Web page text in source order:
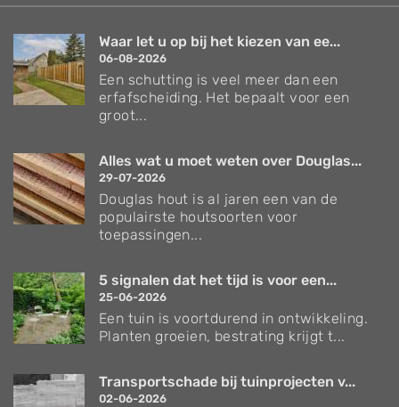
Waar let u op bij het kiezen van ee...
06-08-2026
Een schutting is veel meer dan een
erfafscheiding. Het bepaalt voor een
groot...
Alles wat u moet weten over Douglas...
29-07-2026
Douglas hout is al jaren een van de
populairste houtsoorten voor
toepassingen...
5 signalen dat het tijd is voor een...
25-06-2026
Een tuin is voortdurend in ontwikkeling.
Planten groeien, bestrating krijgt t...
Transportschade bij tuinprojecten v...
02-06-2026